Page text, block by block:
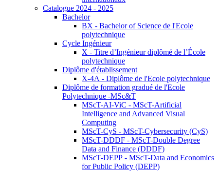
Catalogue 2024 - 2025
Bachelor
BX - Bachelor of Science de l'Ecole
polytechnique
Cycle Ingénieur
X - Titre d’Ingénieur diplômé de l’École
polytechnique
Diplôme d'établissement
X-4A - Diplôme de l'Ecole polytechnique
Diplôme de formation gradué de l'Ecole
Polytechnique -MSc&T
MScT-AI-ViC - MScT-Artificial
Intelligence and Advanced Visual
Computing
MScT-CyS - MScT-Cybersecurity (CyS)
MScT-DDDF - MScT-Double Degree
Data and Finance (DDDF)
MScT-DEPP - MScT-Data and Economics
for Public Policy (DEPP)